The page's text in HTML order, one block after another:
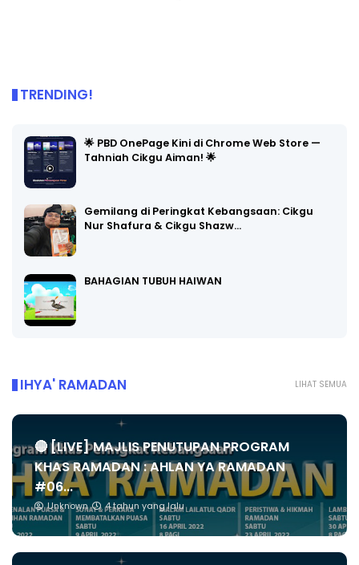
TRENDING!
🌟 PBD OnePage Kini di Chrome Web Store —
Tahniah Cikgu Aiman! 🌟
Gemilang di Peringkat Kebangsaan: Cikgu
Nur Shafura & Cikgu Shazw…
BAHAGIAN TUBUH HAIWAN
LIHAT SEMUA
IHYA' RAMADAN
🔴 [LIVE] MAJLIS PENUTUPAN PROGRAM
KHAS RAMADAN : AHLAN YA RAMADAN
#06...
Unknown 4 tahun yang lalu